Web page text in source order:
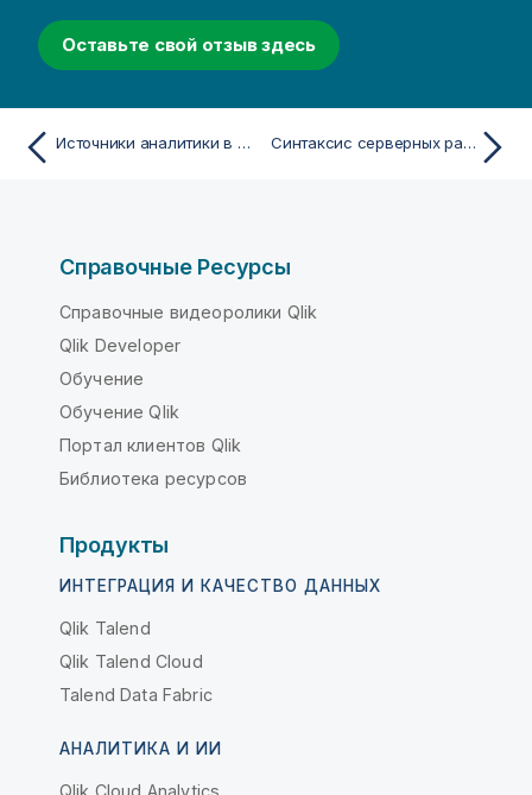
Оставьте свой отзыв здесь
Источники аналитики в Qlik Cloud Analytics Синтаксис серверных расширений
Справочные Ресурсы
Справочные видеоролики Qlik
Qlik Developer
Обучение
Обучение Qlik
Портал клиентов Qlik
Библиотека ресурсов
Продукты
ИНТЕГРАЦИЯ И КАЧЕСТВО ДАННЫХ
Qlik Talend
Qlik Talend Cloud
Talend Data Fabric
АНАЛИТИКА И ИИ
Qlik Cloud Analytics